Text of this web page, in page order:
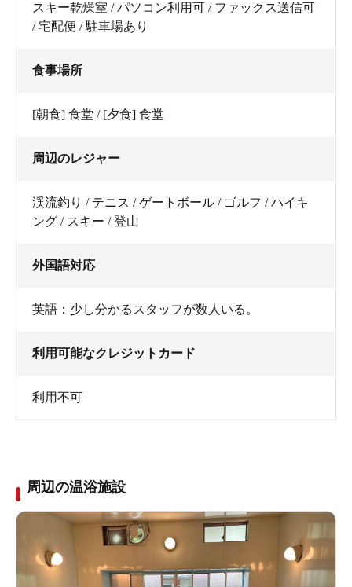
スキー乾燥室 / パソコン利用可 / ファックス送信可
/ 宅配便 / 駐車場あり
食事場所
[朝食] 食堂 / [夕食] 食堂
周辺のレジャー
渓流釣り / テニス / ゲートボール / ゴルフ / ハイキ
ング / スキー / 登山
外国語対応
英語：少し分かるスタッフが数人いる。
利用可能なクレジットカード
利用不可
周辺の温浴施設